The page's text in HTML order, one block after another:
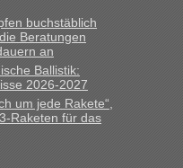
• Re: An welchem
und der Ukraine
den Grenzen Ukraine/
10 h Wartezeit. Wollen
buchstäblich
Beratungen
an
Ballistik:
2026-2027
um jede Rakete“,
Raketen für das